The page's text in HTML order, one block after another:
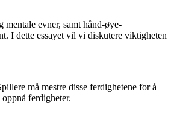
evner, samt hånd-øye-
I dette essayet vil vi diskutere viktigheten
må mestre disse ferdighetene for å
ferdigheter.